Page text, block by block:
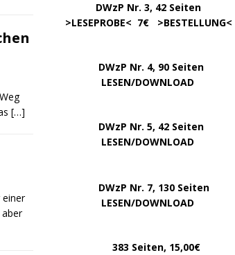
[…]
einer
DWzP Nr. 3, 42 Seiten
>LESEPROBE< 7€ >BESTELLUNG<
DWzP Nr. 4, 90 Seiten
LESEN/DOWNLOAD
DWzP Nr. 5, 42 Seiten
LESEN/DOWNLOAD
DWzP Nr. 7, 130 Seiten
LESEN/DOWNLOAD
383 Seiten, 15,00€